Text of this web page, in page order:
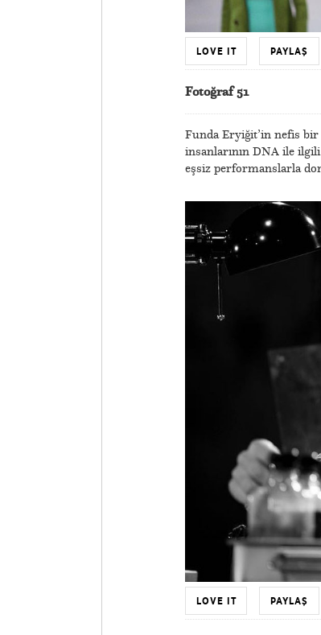
LOVE IT PAYLAŞ
Fotoğraf 51
Funda Eryiğit’in nefis
insanlarının DNA ile
eşsiz performanslarla
LOVE IT PAYLAŞ